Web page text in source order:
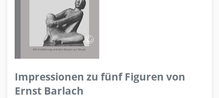
Impressionen zu fünf Figuren von
Ernst Barlach